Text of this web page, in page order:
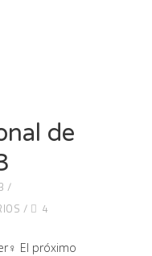
de
4
El próximo